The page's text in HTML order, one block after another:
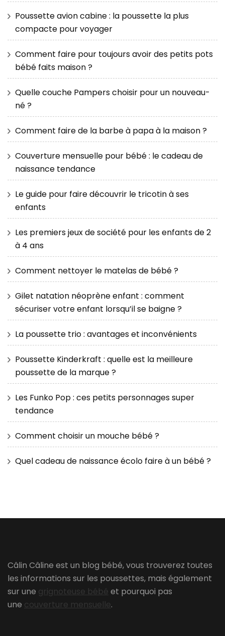
Poussette avion cabine : la poussette la plus
compacte pour voyager
Comment faire pour toujours avoir des petits pots
bébé faits maison ?
Quelle couche Pampers choisir pour un nouveau-
né ?
Comment faire de la barbe à papa à la maison ?
Couverture mensuelle pour bébé : le cadeau de
naissance tendance
Le guide pour faire découvrir le tricotin à ses
enfants
Les premiers jeux de société pour les enfants de 2
à 4 ans
Comment nettoyer le matelas de bébé ?
Gilet natation néoprène enfant : comment
sécuriser votre enfant lorsqu’il se baigne ?
La poussette trio : avantages et inconvénients
Poussette Kinderkraft : quelle est la meilleure
poussette de la marque ?
Les Funko Pop : ces petits personnages super
tendance
Comment choisir un mouche bébé ?
Quel cadeau de naissance écolo faire à un bébé ?
Câlin Câline est un blog bébé, vous trouverez toutes
les informations sur les poussettes, mais également
sur une grignoteuse bébé et pourquoi pas
une couverture mensuelle.